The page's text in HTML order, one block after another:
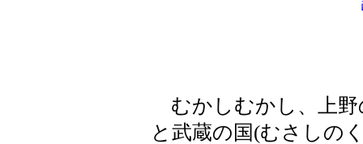
むかしむかし、上
と武蔵の国(むさしの